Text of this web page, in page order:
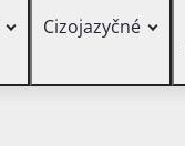
Cizojazyčné